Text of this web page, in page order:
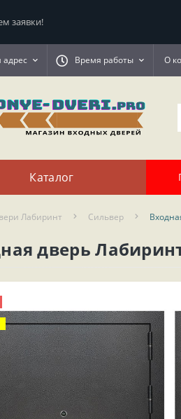
заявки!
Время работы О
Каталог
Лабиринт Сильвер
дверь